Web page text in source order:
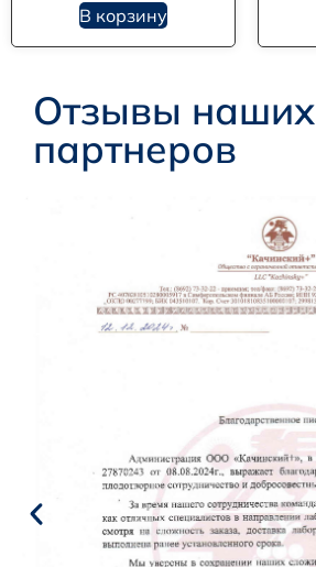
В корзину
Отзывы наших
партнеров